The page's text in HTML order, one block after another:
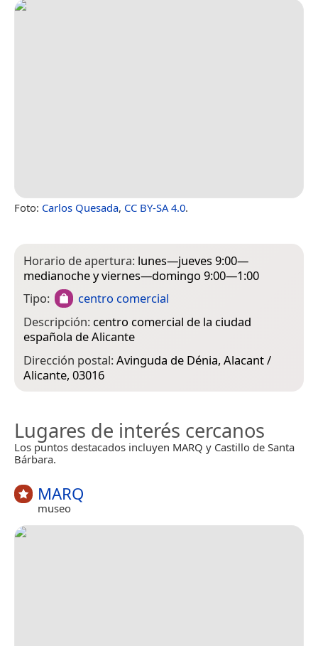
Foto: Carlos Quesada, CC BY-SA 4.0.
Horario de apertura: lunes—jueves 9:00—
medianoche y viernes—domingo 9:00—1:00
Tipo:
centro comercial
Descripción: centro comercial de la ciudad
española de Alicante
Dirección postal:Avinguda de Dénia, Alacant /
Alicante, 03016
Lugares de interés cercanos
Los puntos destacados incluyen MARQ y Castillo de Santa
Bárbara.
MARQ
museo